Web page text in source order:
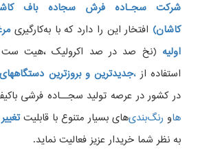
شرکت سجـاده فرش سجاده باف
کاشان) افتخار این را دارد که با به‌کارگیری
اولیه (نخ صد در صد اکرولیک ،هیت ست
استفاده ازجدیدترین و بروزترین،
در کشور در عرصه تولید سجــاده فرشی
هاو های بسیار متنوع با قابلیت
به نظر شما خریدار عزیز فعالیت نماید.